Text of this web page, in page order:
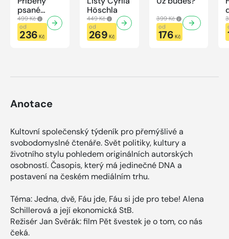
psané
modrou
krví
499 Kč
od
236 Kč
Höschla
449 Kč
od
269 Kč
399 Kč
od
176 Kč
Anotace
Kultovní společenský týdeník pro přemýšlivé a
svobodomyslné čtenáře. Svět politiky, kultury a
životního stylu pohledem originálních autorských
osobností. Časopis, který má jedinečné DNA a
postavení na českém mediálním trhu.
Téma: Jedna, dvě, Fáu jde, Fáu si jde pro tebe! Alena
Schillerová a její ekonomická StB.
Režisér Jan Svěrák: film Pět švestek je o tom, co nás
čeká.